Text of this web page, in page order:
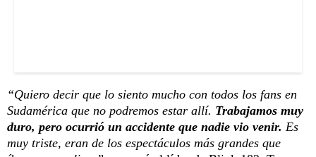
“Quiero decir que lo siento mucho con todos los fans en
Sudamérica que no podremos estar allí. Trabajamos muy
duro, pero ocurrió un accidente que nadie vio venir. Es
muy triste, eran de los espectáculos más grandes que